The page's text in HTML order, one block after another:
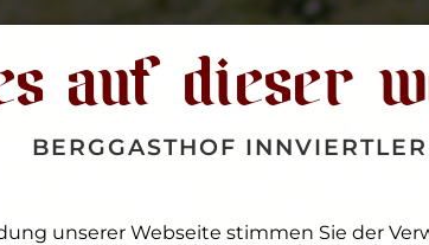
auf dieser
BERGGASTHOF INNVIERTLER
unserer Webseite stimmen Sie der